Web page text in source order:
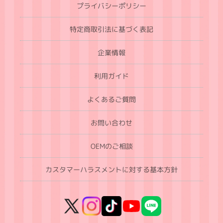
プライバシーポリシー
特定商取引法に基づく表記
企業情報
利用ガイド
よくあるご質問
お問い合わせ
OEMのご相談
カスタマーハラスメントに対する基本方針
X
InstagramTikTokYouTubeLINE